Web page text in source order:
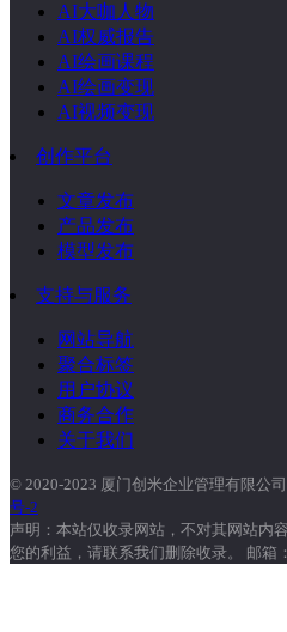
AI大咖人物
AI权威报告
AI绘画课程
AI绘画变现
AI视频变现
创作平台
文章发布
产品发布
模型发布
支持与服务
网站导航
聚合标签
用户协议
商务合作
关于我们
© 2020-2023 厦门创米企业管理有限公
号-2
声明：本站仅收录网站，不对其网站内
您的利益，请联系我们删除收录。 邮箱